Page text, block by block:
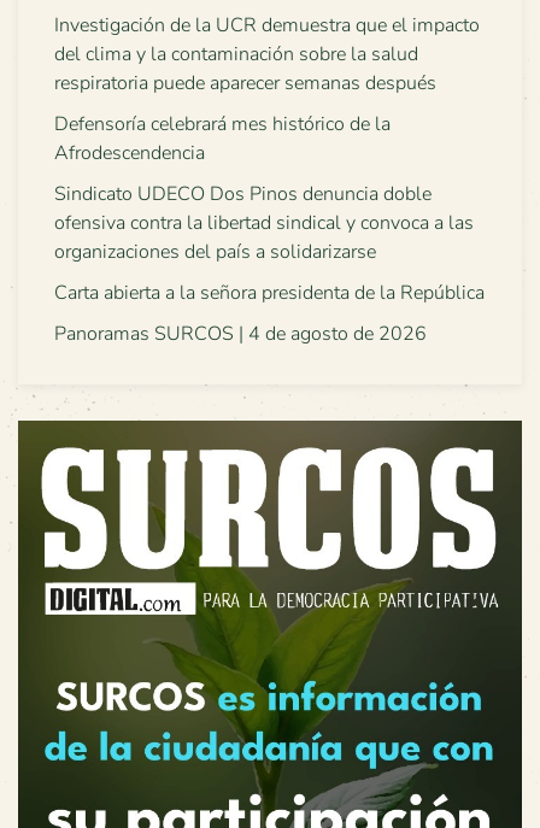
Investigación de la UCR demuestra que el impacto
del clima y la contaminación sobre la salud
respiratoria puede aparecer semanas después
Defensoría celebrará mes histórico de la
Afrodescendencia
Sindicato UDECO Dos Pinos denuncia doble
ofensiva contra la libertad sindical y convoca a las
organizaciones del país a solidarizarse
Carta abierta a la señora presidenta de la República
Panoramas SURCOS | 4 de agosto de 2026